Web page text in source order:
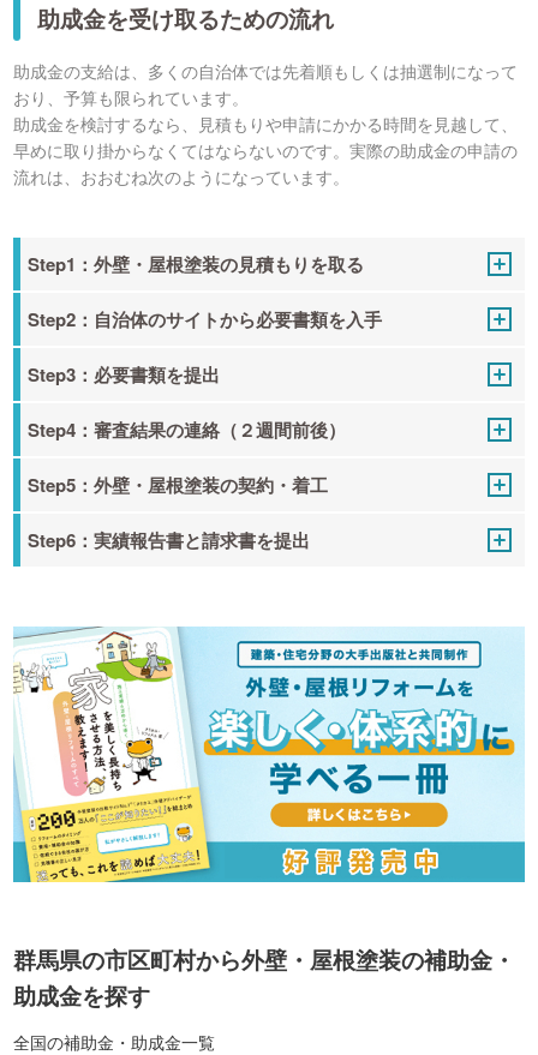
助成金を受け取るための流れ
助成金の支給は、多くの自治体では先着順もしくは抽選制になって
おり、予算も限られています。
助成金を検討するなら、見積もりや申請にかかる時間を見越して、
早めに取り掛からなくてはならないのです。実際の助成金の申請の
流れは、おおむね次のようになっています。
Step1：外壁・屋根塗装の見積もりを取る
Step2：自治体のサイトから必要書類を入手
Step3：必要書類を提出
Step4：審査結果の連絡（２週間前後）
Step5：外壁・屋根塗装の契約・着工
Step6：実績報告書と請求書を提出
群馬県の市区町村から外壁・屋根塗装の補助金・
助成金を探す
全国の補助金・助成金一覧